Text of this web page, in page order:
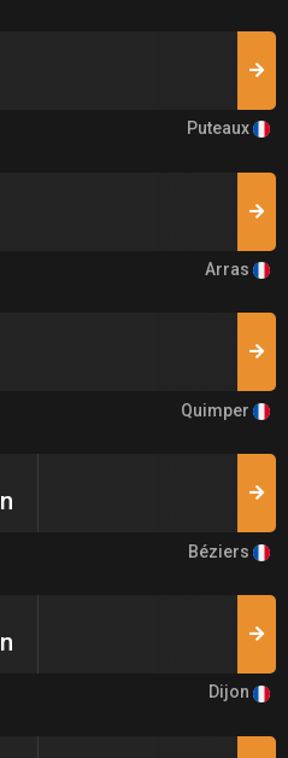
Puteaux
Arras
Quimper
Béziers
Dijon